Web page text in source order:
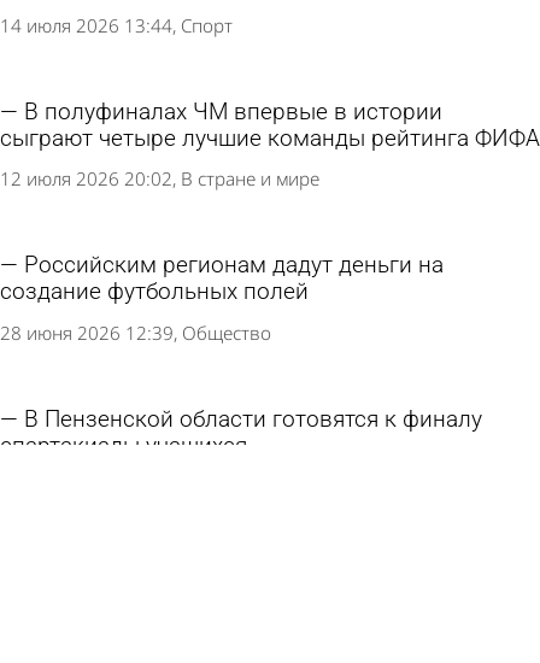
14 июля 2026 13:44 Спорт
В полуфиналах ЧМ впервые в истории
сыграют четыре лучшие команды рейтинга ФИФА
12 июля 2026 20:02 В стране и мире
Российским регионам дадут деньги на
создание футбольных полей
28 июня 2026 12:39 Общество
В Пензенской области готовятся к финалу
спартакиады учащихся